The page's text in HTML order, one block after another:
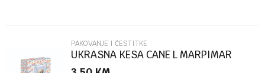
PAKOVANJE I ČESTITKE
UKRASNA KESA CANE L MARPIMAR